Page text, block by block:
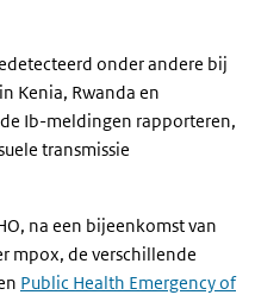
onder andere bij
Kenia, Rwanda en
Ib-meldingen rapporteren,
transmissie
na een bijeenkomst van
mpox, de verschillende
Public Health Emergency of